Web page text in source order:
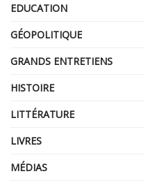
EDUCATION
GÉOPOLITIQUE
GRANDS ENTRETIENS
HISTOIRE
LITTÉRATURE
LIVRES
MÉDIAS